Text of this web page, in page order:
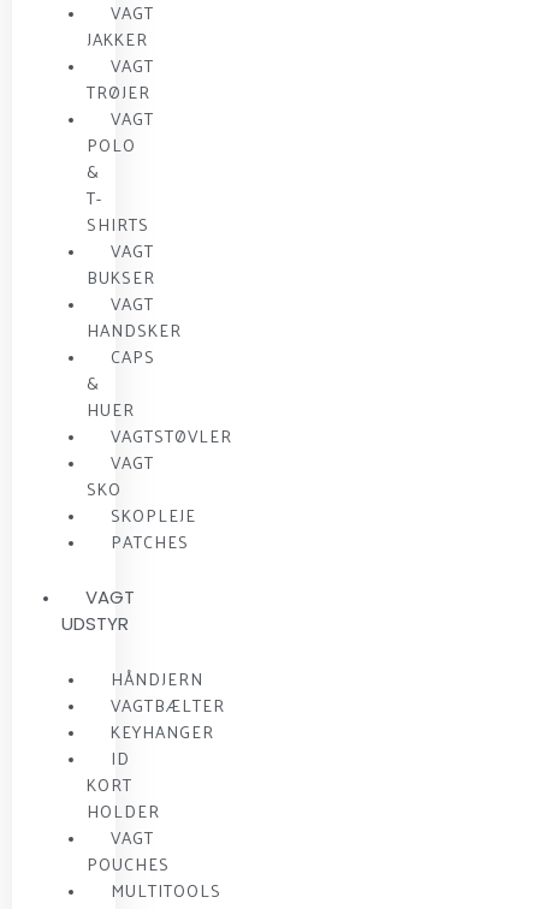
VAGT
JAKKER
VAGT
TRØJER
VAGT
POLO
&
T-
SHIRTS
VAGT
BUKSER
VAGT
HANDSKER
CAPS
&
HUER
VAGTSTØVLER
VAGT
SKO
SKOPLEJE
PATCHES
VAGT
UDSTYR
HÅNDJERN
VAGTBÆLTER
KEYHANGER
ID
KORT
HOLDER
VAGT
POUCHES
MULTITOOLS